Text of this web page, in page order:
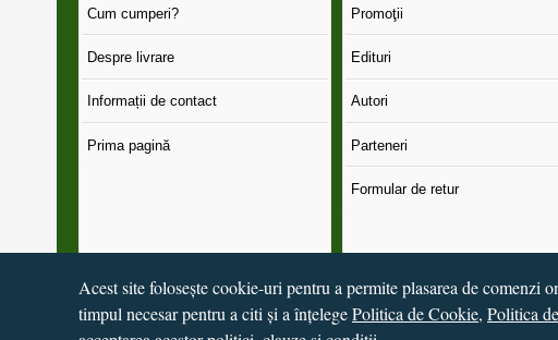
Cum cumperi?
Despre livrare
Informații de contact
Prima pagină
Promoţii
Edituri
Autori
Parteneri
Formular de retur
© 2016 - 2026 S.C. CCN Books SRL Magazin online
Acest site folosește cookie-uri pentru a permite plasarea de
timpul necesar pentru a citi și a înțelegePolitica de Cookie, Politica